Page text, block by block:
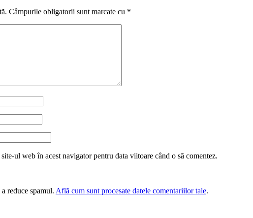
Câmpurile obligatorii sunt marcate cu *
ul web în acest navigator pentru data viitoare când o să comentez.
reduce spamul. Află cum sunt procesate datele comentariilor tale.